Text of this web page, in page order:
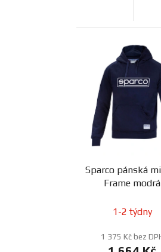
Sparco pánská
Frame modrá
1-2 týdny
1 375 Kč bez